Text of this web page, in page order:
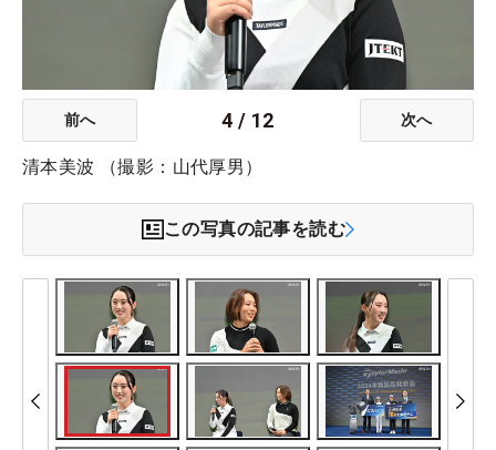
前へ 4 / 12 次へ
清本美波 （撮影：山代厚男）
この写真の記事を読む